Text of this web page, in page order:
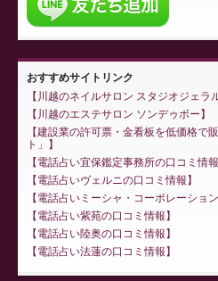
おすすめサイトリンク
川越のネイルサロン スタジオジェラ
川越のエステサロン ソンデゥボー
建設業の許可票・金看板を低価格で
ト」
電話占い宜保鑑定事務所の口コミ情報
電話占いヴェルニの口コミ情報
電話占いミーシャ・コーポレーショ
電話占い紫苑の口コミ情報
電話占い陸奥の口コミ情報
電話占い法蓮の口コミ情報